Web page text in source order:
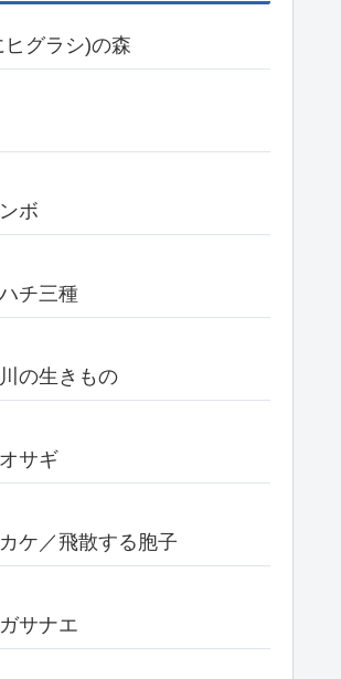
グラシ)の森
ボ
チ三種
の生きもの
サギ
ケ／飛散する胞子
サナエ